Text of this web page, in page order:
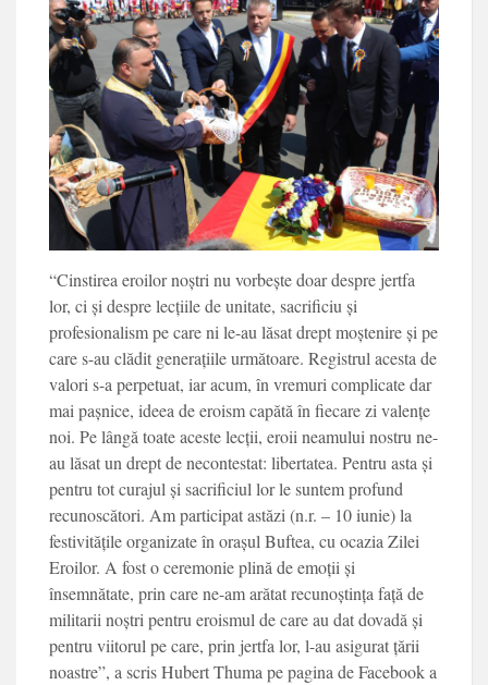
“Cinstirea eroilor noștri nu vorbește doar despre jertfa
lor, ci și despre lecțiile de unitate, sacrificiu și
profesionalism pe care ni le-au lăsat drept moștenire și pe
care s-au clădit generațiile următoare. Registrul acesta de
valori s-a perpetuat, iar acum, în vremuri complicate dar
mai pașnice, ideea de eroism capătă în fiecare zi valențe
noi. Pe lângă toate aceste lecții, eroii neamului nostru ne-
au lăsat un drept de necontestat: libertatea. Pentru asta și
pentru tot curajul și sacrificiul lor le suntem profund
recunoscători. Am participat astăzi (n.r. – 10 iunie) la
festivitățile organizate în orașul Buftea, cu ocazia Zilei
Eroilor. A fost o ceremonie plină de emoții și
însemnătate, prin care ne-am arătat recunoștința față de
militarii noștri pentru eroismul de care au dat dovadă și
pentru viitorul pe care, prin jertfa lor, l-au asigurat țării
noastre”, a scris Hubert Thuma pe pagina de Facebook a